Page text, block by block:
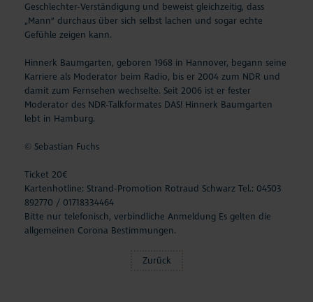
Geschlechter-Verständigung und beweist gleichzeitig, dass
„Mann“ durchaus über sich selbst lachen und sogar echte
Gefühle zeigen kann.
Hinnerk Baumgarten, geboren 1968 in Hannover, begann seine
Karriere als Moderator beim Radio, bis er 2004 zum NDR und
damit zum Fernsehen wechselte. Seit 2006 ist er fester
Moderator des NDR-Talkformates DAS! Hinnerk Baumgarten
lebt in Hamburg.
© Sebastian Fuchs
Ticket 20€
Kartenhotline: Strand-Promotion Rotraud Schwarz Tel.: 04503
892770 / 01718334464
Bitte nur telefonisch, verbindliche Anmeldung Es gelten die
allgemeinen Corona Bestimmungen.
Zurück